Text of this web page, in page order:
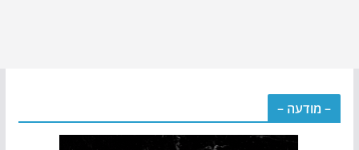
– מודעה –